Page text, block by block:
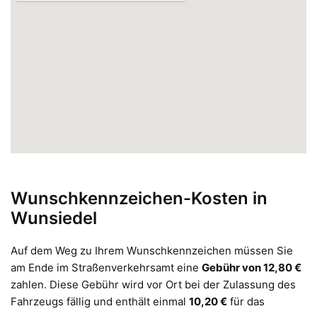
Wunschkennzeichen-Kosten in
Wunsiedel
Auf dem Weg zu Ihrem Wunschkennzeichen müssen Sie
am Ende im Straßenverkehrsamt eine Gebühr von 12,80 €
zahlen. Diese Gebühr wird vor Ort bei der Zulassung des
Fahrzeugs fällig und enthält einmal 10,20 € für das